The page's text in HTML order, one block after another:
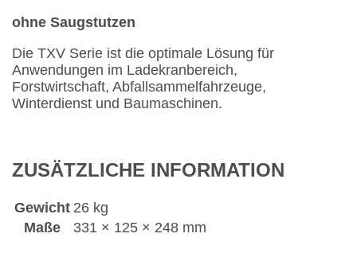
ohne Saugstutzen
Die TXV Serie ist die optimale Lösung für
Anwendungen im Ladekranbereich,
Forstwirtschaft, Abfallsammelfahrzeuge,
Winterdienst und Baumaschinen.
ZUSÄTZLICHE INFORMATION
Gewicht 26 kg
Maße
331 × 125 × 248 mm